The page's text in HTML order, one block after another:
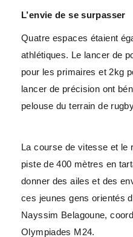
L’envie de se surpasser
Quatre espaces étaient
athlétiques. Le lancer de
pour les primaires et 2kg
lancer de précision ont
pelouse du terrain de
La course de vitesse et le
piste de 400 mètres en
donner des ailes et des
ces jeunes gens orientés
Nayssim Belagoune,
Olympiades M24.